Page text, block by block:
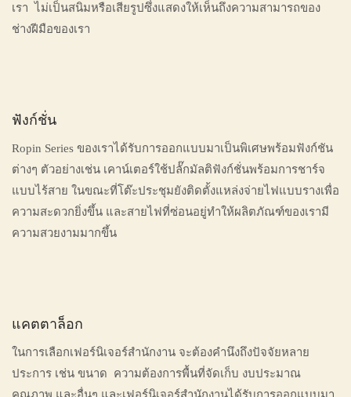
เรา ไม่เป็นสนิมหรือเสียรูปซึ่งแสดงให้เห็นถึงความสามารถของ
ช่างฝีมือของเรา
ฟังก์ชั่น
Ropin Series ของเราได้รับการออกแบบมาเป็นพิเศษพร้อมฟังก์ชัน
ต่างๆ ตัวอย่างเช่น เคาน์เตอร์ใช้ปลั๊กมัลติฟังก์ชั่นพร้อมการชาร์จ
แบบไร้สาย ในขณะที่โต๊ะประชุมยังติดตั้งแหล่งจ่ายไฟแบบรางเพื่อ
ความสะดวกยิ่งขึ้น และสายไฟที่ซ่อนอยู่ทำให้ผลิตภัณฑ์ของเรามี
ความสวยงามมากขึ้น
แคตตาล็อก
ในการเลือกเฟอร์นิเจอร์สำนักงาน จะต้องคำนึงถึงปัจจัยหลาย
ประการ เช่น ขนาด ความต้องการพื้นที่จัดเก็บ งบประมาณ